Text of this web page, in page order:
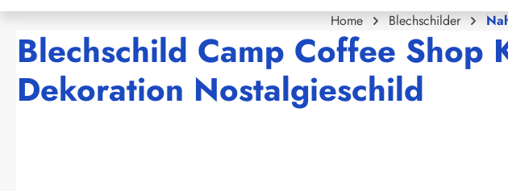
Home Blechschilder
Blechschild Camp Coffee Shop
Dekoration Nostalgieschild